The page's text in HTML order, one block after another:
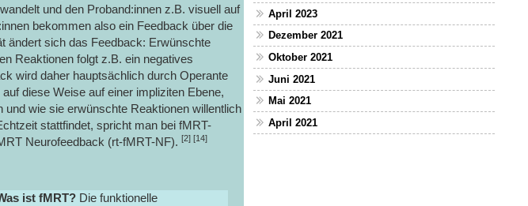
und den Proband:innen z.B. visuell auf
bekommen also ein Feedback über die
ändert sich das Feedback: Erwünschte
Reaktionen folgt z.B. ein negatives
wird daher hauptsächlich durch Operante
diese Weise auf einer impliziten Ebene,
wie sie erwünschte Reaktionen willentlich
stattfindet, spricht man bei fMRT-
Neurofeedback (rt-fMRT-NF). [2] [14]
ist fMRT? Die funktionelle
April 2023
Dezember 2021
Oktober 2021
Juni 2021
Mai 2021
April 2021